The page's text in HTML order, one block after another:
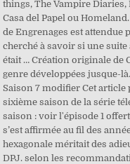
things, The Vampire
Casa del Papel ou
de Engrenages est attendue
cherché à savoir si une
était … Création originale de
genre développées jusque-
Saison 7 modifier Cet article
sixième saison de la série
saison : voir l'épisode 1
s’est affirmée au fil des
hexagonale méritait des
DPJ. selon les